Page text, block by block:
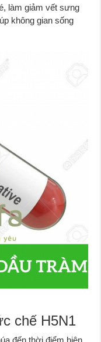
làm giảm vết sưng
không gian sống
chế H5N1
đến thời điểm hiện